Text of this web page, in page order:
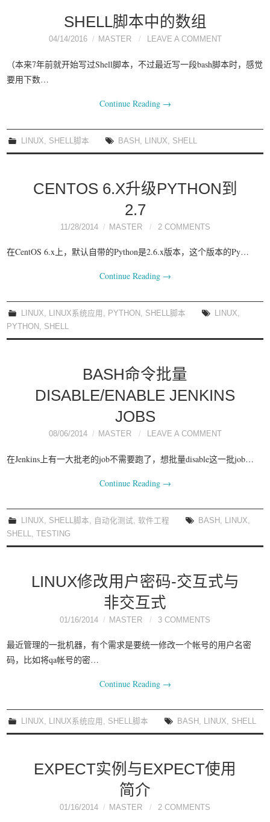
SHELL脚本中的数组
04/14/2016 MASTER LEAVE A COMMENT
（本来7年前就开始写过Shell脚本，不过最近写一段bash脚本时，感觉
要用下数…
Continue Reading →
LINUX SHELL脚本 BASH LINUX SHELL
CENTOS 6.X升级PYTHON到
2.7
11/28/2014 MASTER 2 COMMENTS
在CentOS 6.x上，默认自带的Python是2.6.x版本，这个版本的Py…
Continue Reading →
LINUX, LINUX系统应用 , PYTHON , SHELL脚本 LINUX,
PYTHON , SHELL
BASH命令批量
DISABLE/ENABLE JENKINS
JOBS
08/06/2014 MASTER LEAVE A COMMENT
在Jenkins上有一大批老的job不需要跑了，想批量disable这一批job…
Continue Reading →
LINUX SHELL脚本 自动化测试 ,软件工程 BASH LINUX
SHELL
,TESTING
LINUX修改用户密码-交互式与
非交互式
01/16/2014 MASTER 3 COMMENTS
最近管理的一批机器，有个需求是要统一修改一个帐号的用户名密
码，比如将qa帐号的密…
Continue Reading →
LINUX, LINUX系统应用 , SHELL脚本 BASH , LINUX, SHELL
EXPECT实例与EXPECT使用
简介
01/16/2014 MASTER 2 COMMENTS